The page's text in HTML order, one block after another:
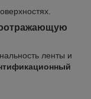
ленты и